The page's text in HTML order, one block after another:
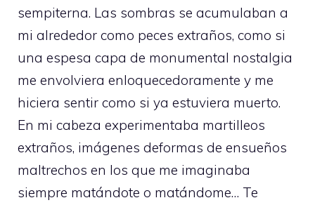
sempiterna. Las sombras se acumulaban a
mi alrededor como peces extraños, como si
una espesa capa de monumental nostalgia
me envolviera enloquecedoramente y me
hiciera sentir como si ya estuviera muerto.
En mi cabeza experimentaba martilleos
extraños, imágenes deformas de ensueños
maltrechos en los que me imaginaba
siempre matándote o matándome… Te